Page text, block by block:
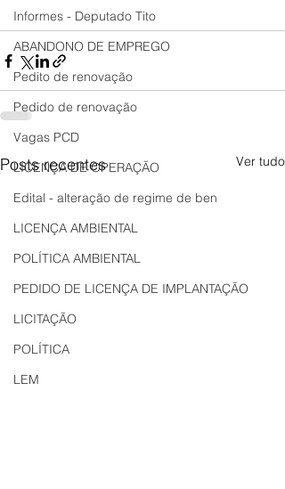
Informes - Deputado Tito
ABANDONO DE EMPREGO
Pedito de renovação
Pedido de renovação
Vagas PCD
LICENÇA DE OPERAÇÃO
Edital - alteração de regime de ben
LICENÇA AMBIENTAL
POLÍTICA AMBIENTAL
PEDIDO DE LICENÇA DE IMPLANTAÇÃO
LICITAÇÃO
POLÍTICA
LEM
Posts recentes Ver tudo